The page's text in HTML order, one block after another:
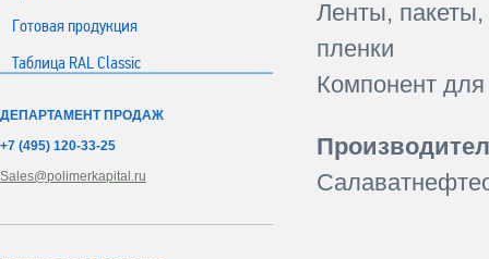
Готовая продукция
Таблица RAL Classic
ДЕПАРТАМЕНТ ПРОДАЖ
+7 (495) 120-33-25
Sales@polimerkapital.ru
Ленты,
пленки
Компонент